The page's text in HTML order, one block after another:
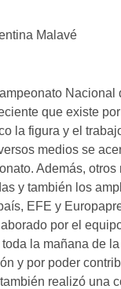
café? Malavé
que existe
la figura y el
medios se
Además,
y también los
EFE y
por el
la mañana de
y por poder
realizó una